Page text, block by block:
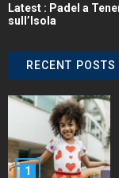
Latest : Padel a
sull’Isola
RECENT POSTS
1